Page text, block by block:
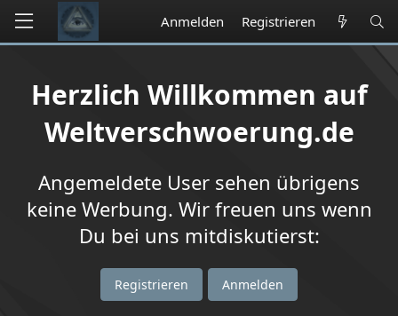
Anmelden Registrieren
Herzlich Willkommen auf
Weltverschwoerung.de
Angemeldete User sehen übrigens
keine Werbung. Wir freuen uns wenn
Du bei uns mitdiskutierst:
Registrieren Anmelden